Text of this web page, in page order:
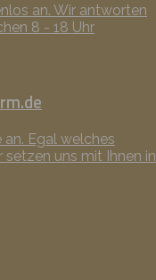
an. Wir antworten
8 - 18 Uhr
an. Egal welches
setzen uns mit Ihnen in